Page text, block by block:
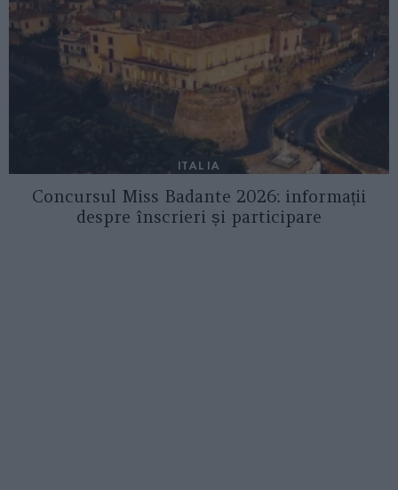
ITALIA
Concursul Miss Badante 2026: informații
despre înscrieri și participare